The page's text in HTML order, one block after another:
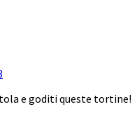
e goditi queste tortine!